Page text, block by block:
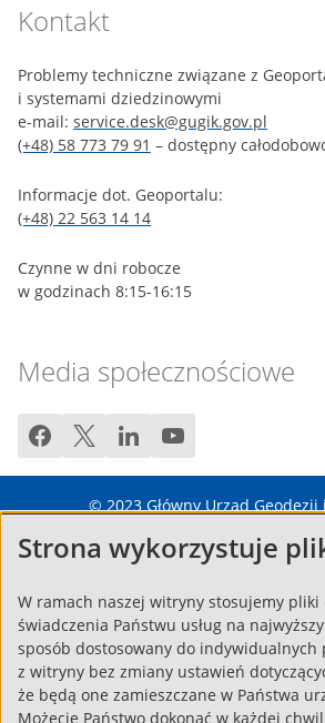
Kontakt
Problemy techniczne związane z
i systemami dziedzinowymi
e-mail: service.desk@gugik.gov.pl
(+48) 58 773 79 91 – dostępny
Informacje dot. Geoportalu:
(+48) 22 563 14 14
Czynne w dni robocze
w godzinach 8:15-16:15
Media społecznościowe
facebooktwitter linkedinyoutube
© 2023 Główny Urząd
Regulamin Pytania i odpowiedzi – FAQ
Polityka cookies
Deklaracja
Strona wykorzystuje
W ramach naszej witryny stosujemy pliki
świadczenia Państwu usług na
sposób dostosowany do indywidualnych
z witryny bez zmiany ustawień
że będą one zamieszczane w Państwa
Możecie Państwo dokonać w każdej